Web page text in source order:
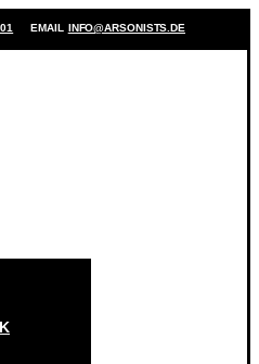
EMAIL INFO@ARSONISTS.DE